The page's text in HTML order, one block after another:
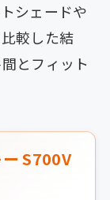
シェードや
較した結
とフィット
S700V